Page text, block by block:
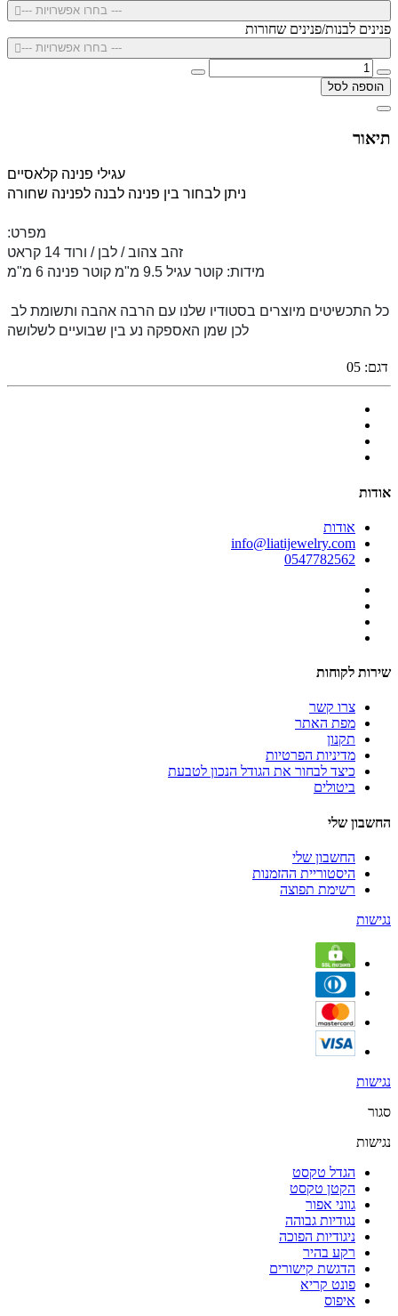
--- בחרו אפשרויות ---
פנינים לבנות/פנינים שחורות
--- בחרו אפשרויות ---
הוספה לסל
תיאור
עגילי פנינה קלאסיים
ניתן לבחור בין פנינה לבנה לפנינה שחורה
:מפרט
זהב צהוב / לבן / ורוד 14 קראט
מידות: קוטר עגיל 9.5 מ"מ קוטר פנינה 6 מ"מ
לכן שמן האספקה נע בין שבועיים לשלושה
דגם: 05
אודות
אודות
info@liatijewelry.com
0547782562
שירות לקוחות
צרו קשר
מפת האתר
תקנון
מדיניות הפרטיות
כיצד לבחור את הגודל הנכון לטבעת
ביטולים
החשבון שלי
החשבון שלי
היסטוריית ההזמנות
רשימת תפוצה
נגישות
נגישות
סגור
נגישות
הגדל טקסט
הקטן טקסט
גווני אפור
נגודיות גבוהה
ניגודיות הפוכה
רקע בהיר
הדגשת קישורים
פונט קריא
איפוס